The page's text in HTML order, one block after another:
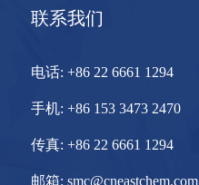
联系我们
电话: +86 22 6661 1294
手机: +86 153 3473 2470
传真: +86 22 6661 1294
邮箱: smc@cneastchem.com